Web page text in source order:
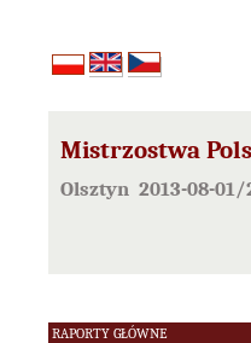
Mistrzostwa
Olsztyn 2013-08-01/
RAPORTY GŁÓWNE